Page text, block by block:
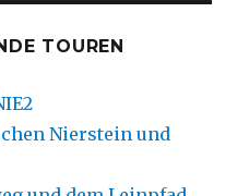
TOUREN
Nierstein und